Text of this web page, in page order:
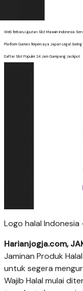
Web Terbaru Liputan Slot Maxwin Indonesia
Platform Games Terpercaya Japan Legal
Daftar Slot Populer 24 Jam Gampang Jackpot
Logo halal Indonesia
Harianjogja.com,
Jaminan Produk
untuk segera
Wajib Halal mulai